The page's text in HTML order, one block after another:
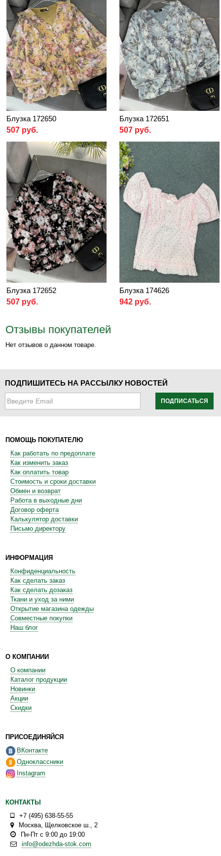
Блузка 172650
507 руб.
Блузка 172651
507 руб.
Блузка 172652
507 руб.
Блузка 174626
942 руб.
Отзывы покупателей
Нет отзывов о данном товаре.
ПОДПИШИТЕСЬ НА РАССЫЛКУ НОВОСТЕЙ
ПОДПИСАТЬСЯ
ПОМОЩЬ ПОКУПАТЕЛЮ
Как работать по предоплате
Как изменить заказ
Как оплатить товар
Стоимость и сроки доставки
Обмен и возврат
Работа в выходные дни
Договор оферта
Калькулятор доставки
Письмо директору
ИНФОРМАЦИЯ
Конфиденциальность
Как сделать заказ
Как сделать дозаказ
Ткани и уход за ними
Открытие магазина одежды
Совместные покупки
Наш блог
О КОМПАНИИ
О компании
Каталог продукции
Новинки
Акции
Скидки
ПРИСОЕДИНЯЙСЯ
ВКонтакте
Одноклассники
Instagram
КОНТАКТЫ
+7 (495) 638-55-55
Москва Щелковское ш., 2
Пн-Пт с 9:00 до 19:00
info@odezhda-stok.com